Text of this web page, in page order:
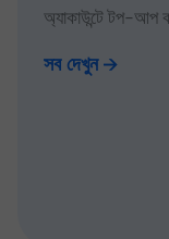
অ্যাকাউন্টে টপ-আপ
সব দেখুন